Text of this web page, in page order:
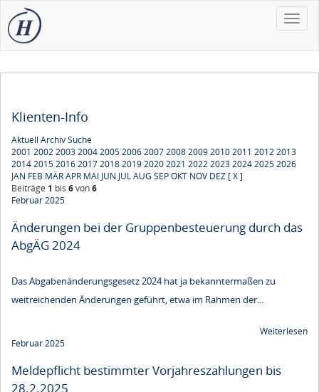
Toggle
Klienten-Info
Aktuell ArchivSuche
2001 2002200320042005200620072008200920102011 20122013
20142015201620172018201920202021 20222023202420252026
JAN FEB MÄRAPR MAI JUN JULAUG SEPOKT NOV DEZ [ X ]
Beiträge 1 bis 6von6
Februar 2025
Änderungen bei der Gruppenbesteuerung durch das
AbgÄG 2024
Das Abgabenänderungsgesetz 2024 hat ja bekanntermaßen zu
weitreichenden Änderungen geführt, etwa im Rahmen der...
Weiterlesen
Februar 2025
Meldepflicht bestimmter Vorjahreszahlungen bis
28.2.2025